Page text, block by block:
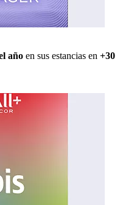
año en sus estancias en +30